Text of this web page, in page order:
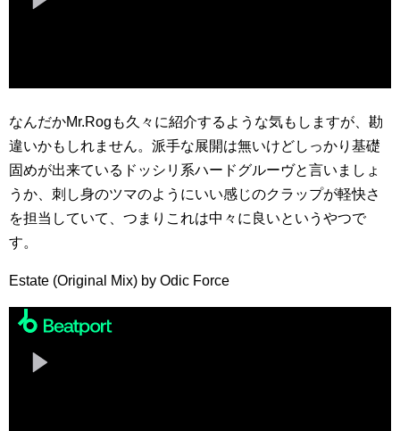
なんだかMr.Rogも久々に紹介するような気もしますが、勘
違いかもしれません。派手な展開は無いけどしっかり基礎
固めが出来ているドッシリ系ハードグルーヴと言いましょ
うか、刺し身のツマのようにいい感じのクラップが軽快さ
を担当していて、つまりこれは中々に良いというやつで
す。
Estate (Original Mix) by Odic Force